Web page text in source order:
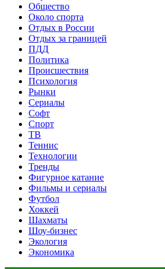
Общество
Около спорта
Отдых в России
Отдых за границей
ПДД
Политика
Происшествия
Психология
Рынки
Сериалы
Софт
Спорт
ТВ
Теннис
Технологии
Тренды
Фигурное катание
Фильмы и сериалы
Футбол
Хоккей
Шахматы
Шоу-бизнес
Экология
Экономика